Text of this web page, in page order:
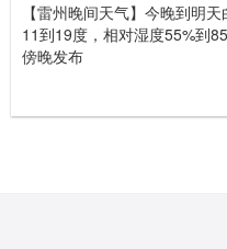
【雷州晚间天气】今晚到明
11到19度，相对湿度55%到
傍晚发布